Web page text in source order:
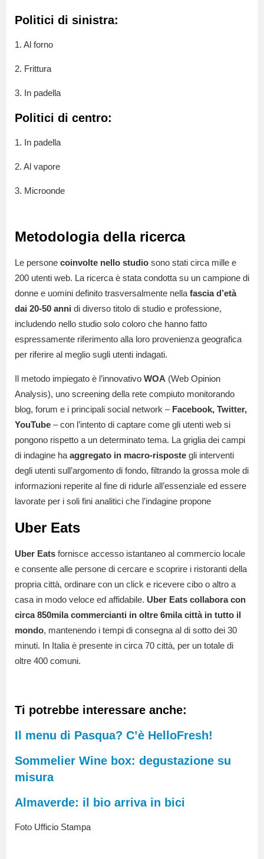
Politici di sinistra:
1. Al forno
2. Frittura
3. In padella
Politici di centro:
1. In padella
2. Al vapore
3. Microonde
Metodologia della ricerca
Le persone coinvolte nello studio sono stati circa mille e
200 utenti web. La ricerca è stata condotta su un campione di
donne e uomini definito trasversalmente nella fascia d’età
dai 20-50 anni di diverso titolo di studio e professione,
includendo nello studio solo coloro che hanno fatto
espressamente riferimento alla loro provenienza geografica
per riferire al meglio sugli utenti indagati.
Il metodo impiegato è l’innovativo WOA (Web Opinion
Analysis), uno screening della rete compiuto monitorando
blog, forum e i principali social network – Facebook, Twitter,
YouTube – con l’intento di captare come gli utenti web si
pongono rispetto a un determinato tema. La griglia dei campi
di indagine ha aggregato in macro-risposte gli interventi
degli utenti sull’argomento di fondo, filtrando la grossa mole di
informazioni reperite al fine di ridurle all’essenziale ed essere
lavorate per i soli fini analitici che l’indagine propone
Uber Eats
Uber Eats fornisce accesso istantaneo al commercio locale
e consente alle persone di cercare e scoprire i ristoranti della
propria città, ordinare con un click e ricevere cibo o altro a
casa in modo veloce ed affidabile. Uber Eats collabora con
circa 850mila commercianti in oltre 6mila città in tutto il
mondo, mantenendo i tempi di consegna al di sotto dei 30
minuti. In Italia è presente in circa 70 città, per un totale di
oltre 400 comuni.
Ti potrebbe interessare anche:
Il menu di Pasqua? C’è HelloFresh!
Sommelier Wine box: degustazione su
misura
Almaverde: il bio arriva in bici
Foto Ufficio Stampa